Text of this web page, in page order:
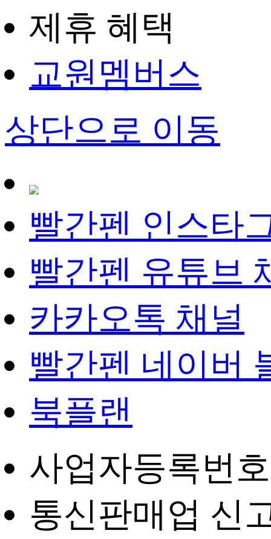
제휴 혜택
교원멤버스
상단으로 이동
빨간펜 인스타
빨간펜 유튜브
카카오톡 채널
빨간펜 네이버
북플랜
사업자등록번
통신판매업 신